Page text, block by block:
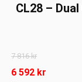
CL28 –
7 816kr
6 592 kr